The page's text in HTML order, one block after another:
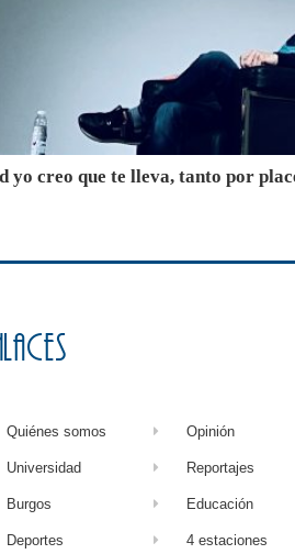
creo que te lleva, tanto por
Quiénes somos
Universidad
Burgos
Deportes
Opinión
Reportajes
Educación
4 estaciones